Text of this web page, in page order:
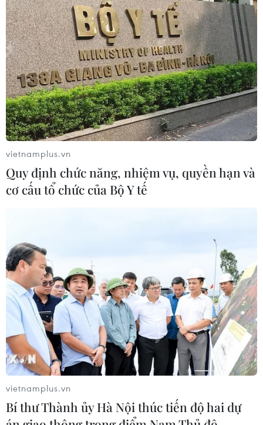
vietnamplus.vn
Quy định chức năng, nhiệm vụ, quyền hạn và
cơ cấu tổ chức của Bộ Y tế
vietnamplus.vn
Bí thư Thành ủy Hà Nội thúc tiến độ hai dự